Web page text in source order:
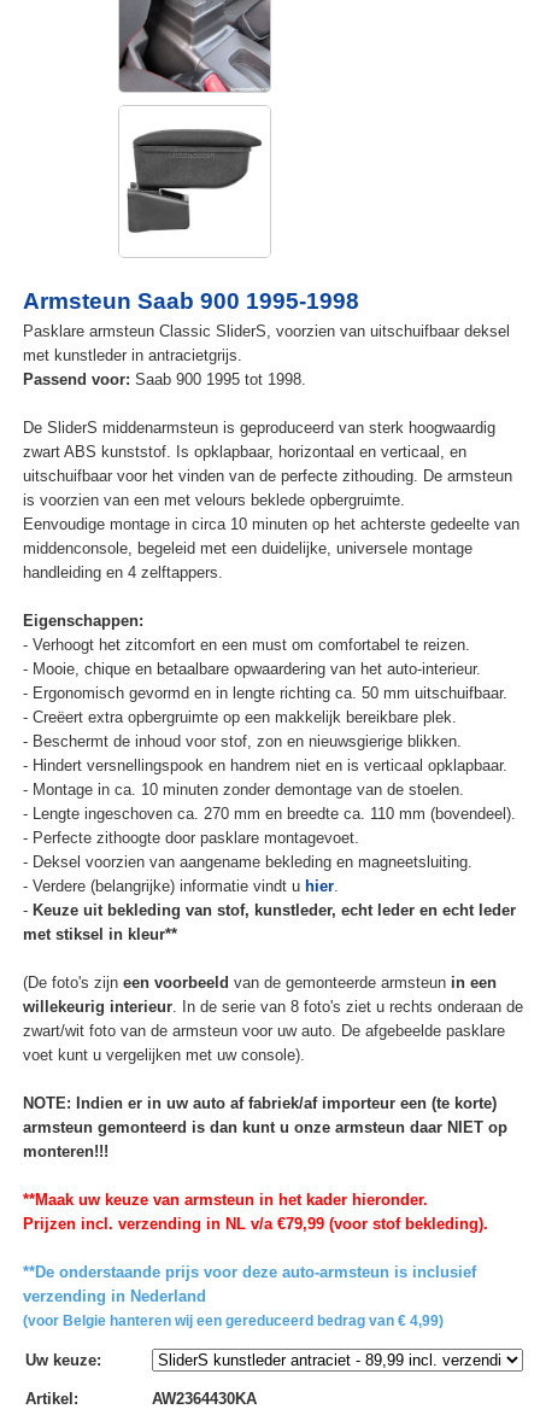
Armsteun Saab 900 1995-1998
Pasklare armsteun Classic SliderS, voorzien van uitschuifbaar deksel
met kunstleder in antracietgrijs.
Passend voor: Saab 900 1995 tot 1998.
De SliderS middenarmsteun is geproduceerd van sterk hoogwaardig
zwart ABS kunststof. Is opklapbaar, horizontaal en verticaal, en
uitschuifbaar voor het vinden van de perfecte zithouding. De armsteun
is voorzien van een met velours beklede opbergruimte.
Eenvoudige montage in circa 10 minuten op het achterste gedeelte van
middenconsole, begeleid met een duidelijke, universele montage
handleiding en 4 zelftappers.
Eigenschappen:
- Verhoogt het zitcomfort en een must om comfortabel te reizen.
- Mooie, chique en betaalbare opwaardering van het auto-interieur.
- Ergonomisch gevormd en in lengte richting ca. 50 mm uitschuifbaar.
- Creëert extra opbergruimte op een makkelijk bereikbare plek.
- Beschermt de inhoud voor stof, zon en nieuwsgierige blikken.
- Hindert versnellingspook en handrem niet en is verticaal opklapbaar.
- Montage in ca. 10 minuten zonder demontage van de stoelen.
- Lengte ingeschoven ca. 270 mm en breedte ca. 110 mm (bovendeel).
- Perfecte zithoogte door pasklare montagevoet.
- Deksel voorzien van aangename bekleding en magneetsluiting.
- Verdere (belangrijke) informatie vindt u hier.
- Keuze uit bekleding van stof, kunstleder, echt leder en echt leder
met stiksel in kleur**
(De foto's zijn een voorbeeld van de gemonteerde armsteun in een
willekeurig interieur. In de serie van 8 foto's ziet u rechts onderaan de
zwart/wit foto van de armsteun voor uw auto. De afgebeelde pasklare
voet kunt u vergelijken met uw console).
NOTE: Indien er in uw auto af fabriek/af importeur een (te korte)
armsteun gemonteerd is dan kunt u onze armsteun daar NIET op
monteren!!!
**Maak uw keuze van armsteun in het kader hieronder.
Prijzen incl. verzending in NL v/a €79,99 (voor stof bekleding).
**De onderstaande prijs voor deze auto-armsteun is inclusief
verzending in Nederland
(voor Belgie hanteren wij een gereduceerd bedrag van € 4,99)
Uw keuze:
Artikel : AW2364430KA